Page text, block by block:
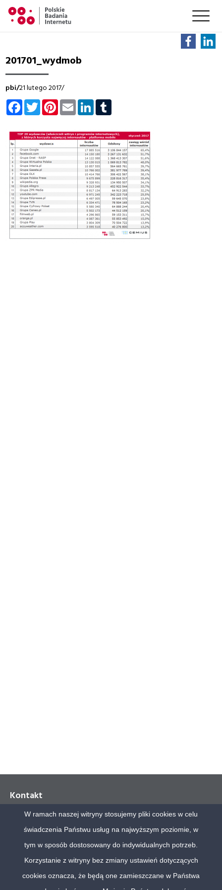
201701_wydmob
pbi/21 lutego 2017/
FacebookTwitterPinterest
EmailLinkedIn
Kontakt
Polskie Badania Internetu Sp. z o.o.
Al. Jerozolimskie 65/79, biuro 11.31
00-697 Warszawa
tel. (48) 22 630 72 68
W ramach naszej witryny stosujemy pliki cookies w celu
świadczenia Państwu usług na najwyższym poziomie, w
tym w sposób dostosowany do indywidualnych potrzeb.
Korzystanie z witryny bez zmiany ustawień dotyczących
cookies oznacza, że będą one zamieszczane w Państwa